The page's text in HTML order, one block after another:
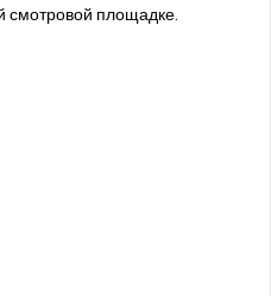
смотровой площадке.